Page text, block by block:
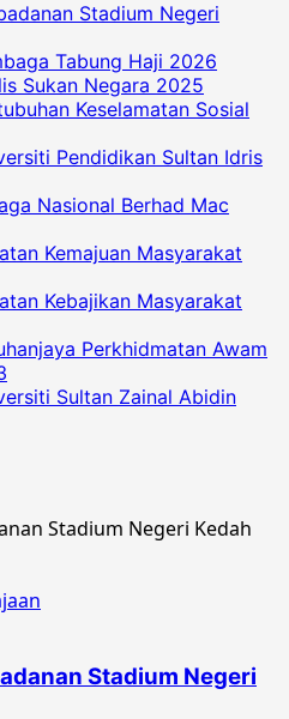
Stadium Negeri
Tabung Haji 2026
Sukan Negara 2025
Keselamatan Sosial
Pendidikan Sultan Idris
Nasional Berhad Mac
Kemajuan Masyarakat
Kebajikan Masyarakat
Perkhidmatan Awam
Sultan Zainal Abidin
Stadium Negeri